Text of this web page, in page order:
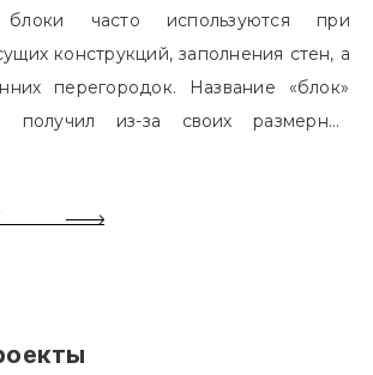
конструкций, заполнения стен, а
перегородок. Название «блок»
получил из-за своих размерных
кирпич. Размер блоков различен